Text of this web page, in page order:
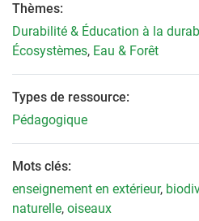
Thèmes:
Durabilité & Éducation à la
Écosystèmes, Eau & Forêt
Types de ressource:
Pédagogique
Mots clés:
enseignement en extérieur,
naturelle, oiseaux